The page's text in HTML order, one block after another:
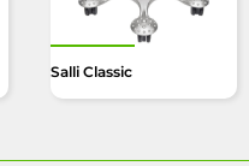
Salli Classic